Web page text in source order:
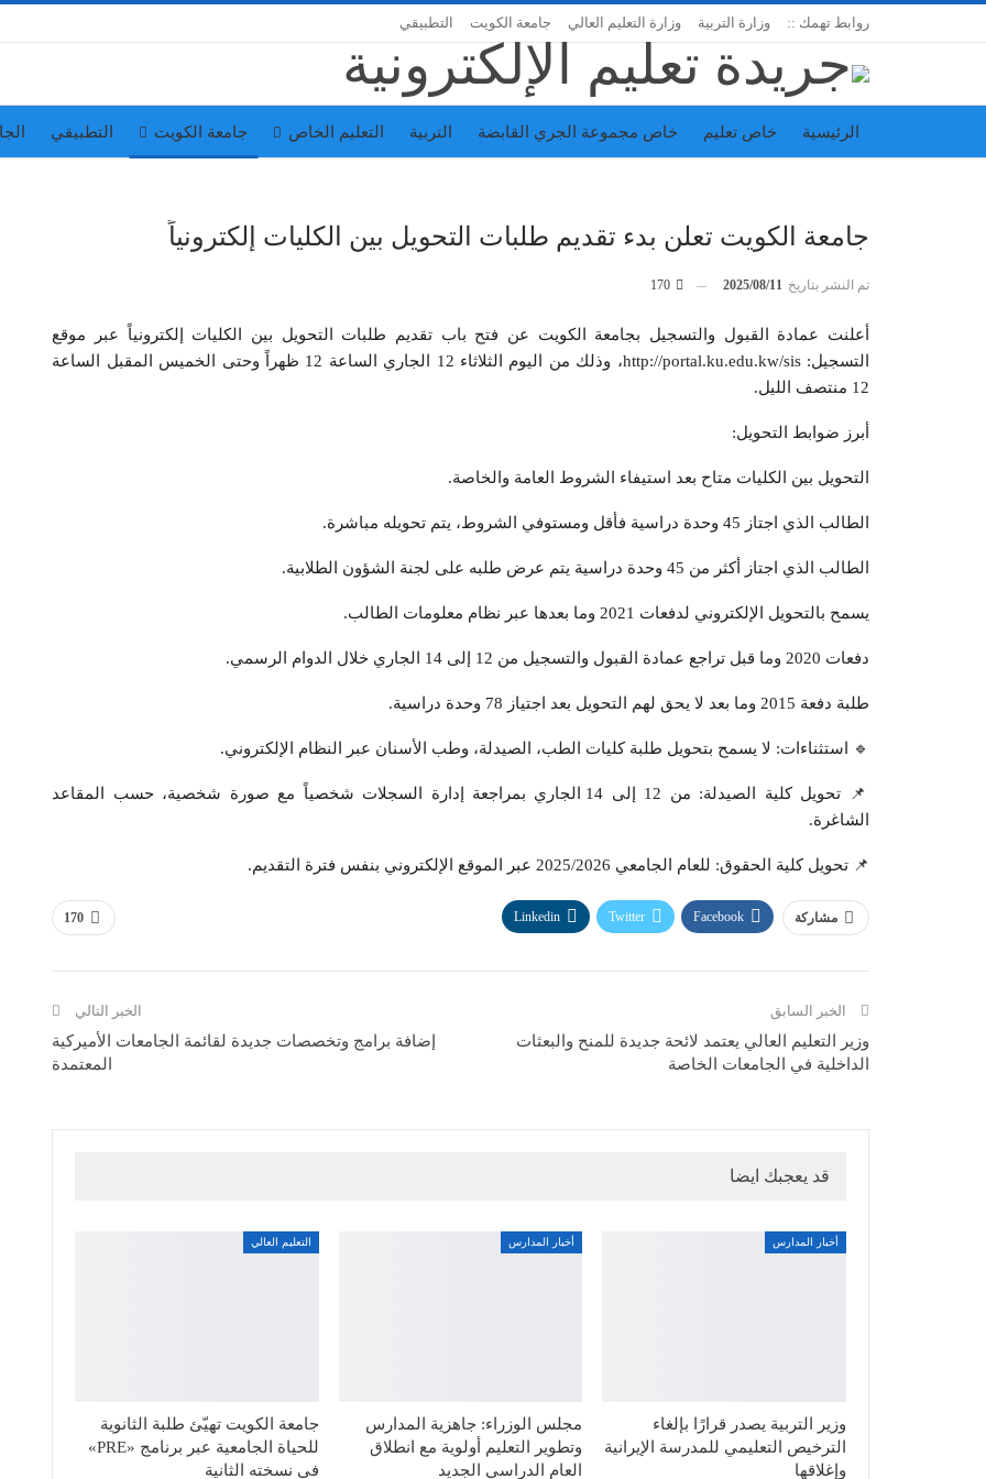
روابط تهمك :: وزارة التربية وزارة التعليم العالي جامعة الكويت التطبيقي
الرئيسية خاص تعليم خاص مجموعة الجري القابضة التربية التعليم الخاص جامعة الكويت التطبيقي
جامعة الكويت تعلن بدء تقديم طلبات التحويل بين الكليات إلكترونياً
تم النشر بتاريخ 2025/08/11
أعلنت عمادة القبول والتسجيل بجامعة الكويت عن فتح باب تقديم طلبات التحويل بين الكليات إلكترونياً عبر موقع
التسجيل: http://portal.ku.edu.kw/sis، وذلك من اليوم الثلاثاء 12 الجاري الساعة 12 ظهراً وحتى الخميس المقبل الساعة
12 منتصف الليل.
أبرز ضوابط التحويل:
التحويل بين الكليات متاح بعد استيفاء الشروط العامة والخاصة.
الطالب الذي اجتاز 45 وحدة دراسية فأقل ومستوفي الشروط، يتم تحويله مباشرة.
الطالب الذي اجتاز أكثر من 45 وحدة دراسية يتم عرض طلبه على لجنة الشؤون الطلابية.
يسمح بالتحويل الإلكتروني لدفعات 2021 وما بعدها عبر نظام معلومات الطالب.
دفعات 2020 وما قبل تراجع عمادة القبول والتسجيل من 12 إلى 14 الجاري خلال الدوام الرسمي.
طلبة دفعة 2015 وما بعد لا يحق لهم التحويل بعد اجتياز 78 وحدة دراسية.
🔹 استثناءات: لا يسمح بتحويل طلبة كليات الطب، الصيدلة، وطب الأسنان عبر النظام الإلكتروني.
📌 تحويل كلية الصيدلة: من 12 إلى 14 الجاري بمراجعة إدارة السجلات شخصياً مع صورة شخصية، حسب المقاعد
الشاغرة.
📌 تحويل كلية الحقوق: للعام الجامعي 2025/2026 عبر الموقع الإلكتروني بنفس فترة التقديم.
170 مشاركة Facebook
Twitter
Linkedin
الخبر السابق
وزير التعليم العالي يعتمد لائحة جديدة للمنح والبعثات
الداخلية في الجامعات الخاصة
الخبر التالي
إضافة برامج وتخصصات جديدة لقائمة الجامعات الأميركية
المعتمدة
قد يعجبك ايضا
أخبار المدارس
وزير التربية يصدر قرارًا بإلغاء
الترخيص التعليمي للمدرسة الإيرانية
وإغلاقها
أخبار المدارس
مجلس الوزراء: جاهزية المدارس
وتطوير التعليم أولوية مع انطلاق
العام الدراسي الجديد
التعليم العالي
جامعة الكويت تهيّئ طلبة الثانوية
للحياة الجامعية عبر برنامج «PRE»
في نسخته الثانية